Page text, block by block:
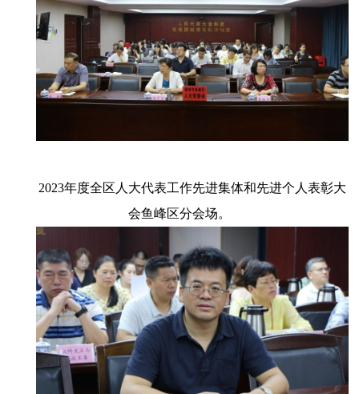
2023年度全区人大代表工作先进集体和先进个人表彰大
会鱼峰区分会场。